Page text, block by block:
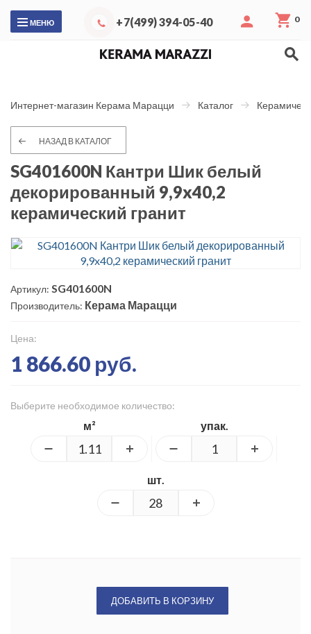
МЕНЮ +7(499) 394-05-40 0
Интернет-магазин Керама Марацци Каталог
НАЗАД В КАТАЛОГ
SG401600N Кантри Шик белый
декорированный 9,9x40,2
керамический гранит
Артикул: SG401600N
Производитель: Керама Марацци
Цена:
1 866.60 руб.
Выберите необходимое количество:
м² упак.
шт.
ДОБАВИТЬ В КОРЗИНУ